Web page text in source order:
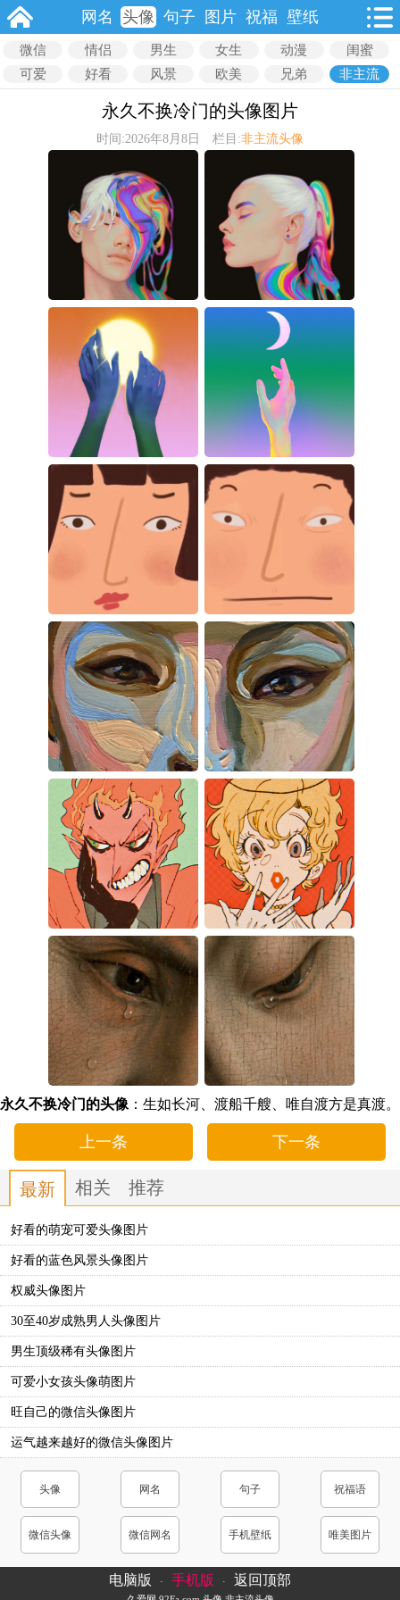
网名 头像 句子 图片 祝福 壁纸
微信 情侣 男生 女生 动漫
闺蜜
可爱
好看 风景 欧美 兄弟 非主流
永久不换冷门的头像图片
时间:2026年8月8日 栏目:非主流头像
永久不换冷门的头像 ：生如长河、渡船千艘、唯自渡方是真渡。
上一条 下一条
最新 相关 推荐
好看的萌宠可爱头像图片
好看的蓝色风景头像图片
权威头像图片
30至40岁成熟男人头像图片
男生顶级稀有头像图片
可爱小女孩头像萌图片
旺自己的微信头像图片
运气越来越好的微信头像图片
头像 网名 句子 祝福语
微信头像 微信网名 手机壁纸 唯美图片
电脑版 · 手机版 · 返回顶部